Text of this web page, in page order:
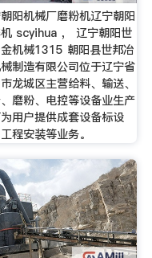
阳机械厂磨粉机辽宁朝阳
scyihua ， 辽宁朝阳世
机械1315 朝阳县世邦冶
制造有限公司位于辽宁省
龙城区主营给料、输送、
磨粉、电控等设备业生产
用户提供成套设备标设
程安装等业务。